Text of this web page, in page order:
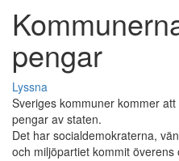
pengar
Lyssna
Sveriges kommuner kommer
pengar av staten.
Det har socialdemokraterna,
och miljöpartiet kommit överens